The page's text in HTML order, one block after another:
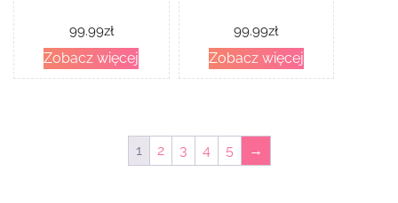
99.99zł
Zobacz więcej
99.99zł
Zobacz więcej
1 2 3 4 5 →